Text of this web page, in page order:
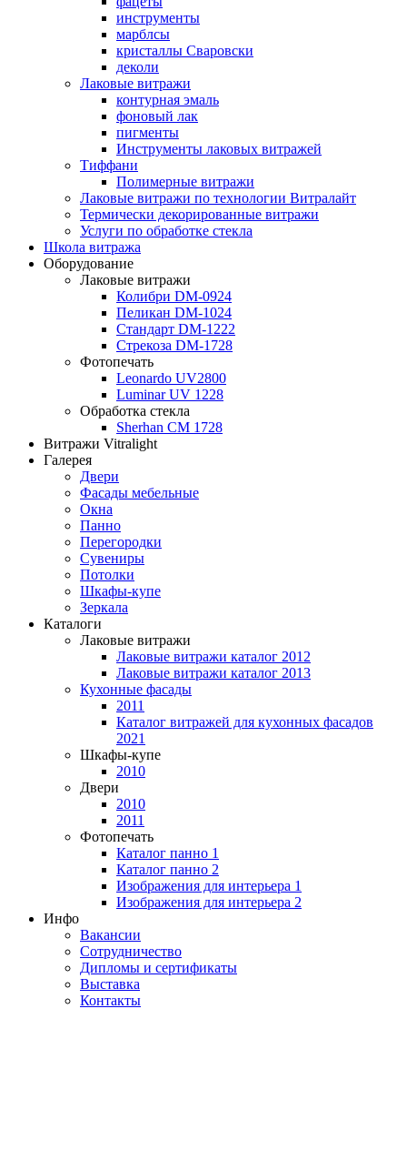
инструменты
марблсы
кристаллы Сваровски
деколи
Лаковые витражи
контурная эмаль
фоновый лак
пигменты
Инструменты лаковых витражей
Тиффани
Полимерные витражи
Лаковые витражи по технологии Витралайт
Термически декорированные витражи
Услуги по обработке стекла
Школа витража
Оборудование
Лаковые витражи
Колибри DM-0924
Пеликан DM-1024
Стандарт DM-1222
Стрекоза DM-1728
Фотопечать
Leonardo UV2800
Luminar UV 1228
Обработка стекла
Sherhan CM 1728
Витражи Vitralight
Галерея
Двери
Фасады мебельные
Окна
Панно
Перегородки
Сувениры
Потолки
Шкафы-купе
Зеркала
Каталоги
Лаковые витражи
Лаковые витражи каталог 2012
Лаковые витражи каталог 2013
Кухонные фасады
2011
Каталог витражей для кухонных фасадов
2021
Шкафы-купе
2010
Двери
2010
2011
Фотопечать
Каталог панно 1
Каталог панно 2
Изображения для интерьера 1
Изображения для интерьера 2
Инфо
Вакансии
Сотрудничество
Дипломы и сертификаты
Выставка
Контакты